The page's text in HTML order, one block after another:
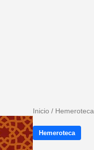
Inicio / Hemeroteca
Hemeroteca